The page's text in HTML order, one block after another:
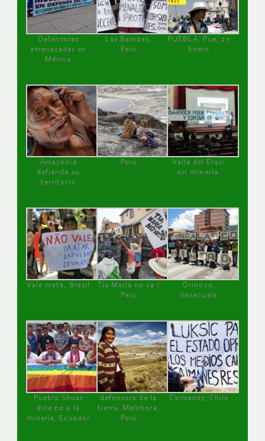
Defensoras
amenazadas en
México
Las Bambas,
Perú
PUEBLA, Pue, 27
Enero
Amazonía
defiende su
territorio
Perú
Valle del Elqui
sin minería.
Vale mata, Brasil
Tía María no va !
Perú
Orinoco,
Venezuela
Pueblo Shuar
dice no a la
minería, Ecuador
defensora de la
tierra, Melchora,
Perú
Caimanes, Chile